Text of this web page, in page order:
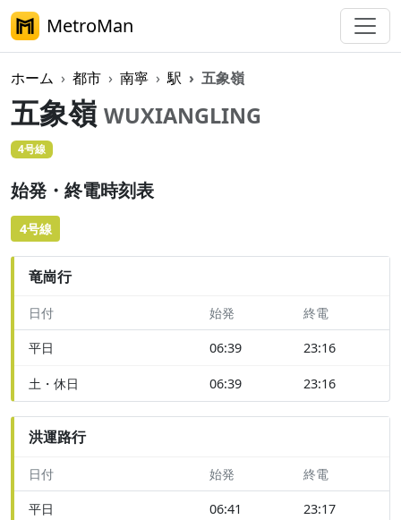
MetroMan
ホーム 都市 南寧 駅 五象嶺
五象嶺 WUXIANGLING
4号線
始発・終電時刻表
4号線
竜崗行
日付 始発 終電
平日 06:39 23:16
土・休日 06:39 23:16
洪運路行
日付 始発 終電
平日 06:41 23:17